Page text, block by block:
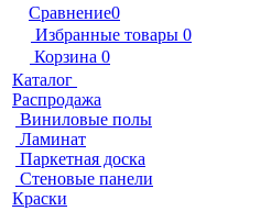
Сравнение0
Избранные товары 0
Корзина 0
Каталог
Распродажа
Виниловые полы
Ламинат
Паркетная доска
Стеновые панели
Краски